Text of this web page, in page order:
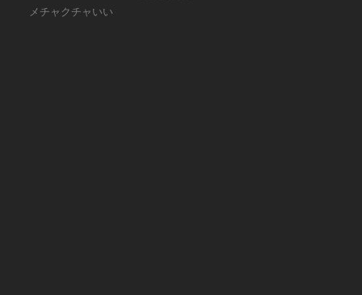
メチャクチャいい